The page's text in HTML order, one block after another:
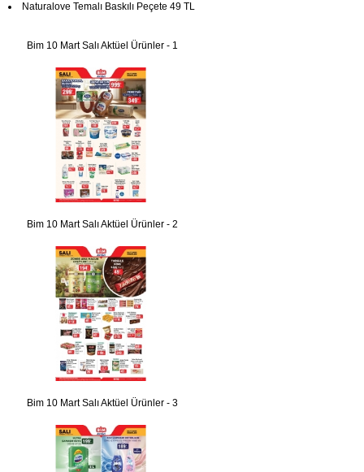
Naturalove Temalı Baskılı Peçete 49 TL
Bim 10 Mart Salı Aktüel Ürünler - 1
Bim 10 Mart Salı Aktüel Ürünler - 2
Bim 10 Mart Salı Aktüel Ürünler - 3